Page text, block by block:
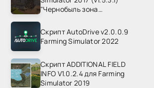
"Чернобыль зона
Скрипт AutoDrive v2.0.0.9
Farming Simulator 2022
Скрипт ADDITIONAL FIELD
INFO V1.0.2.4 для Farming
Simulator 2019